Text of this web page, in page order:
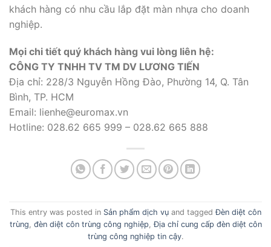
khách hàng có nhu cầu lắp đặt màn nhựa cho doanh
nghiệp.
Mọi chi tiết quý khách hàng vui lòng liên hệ:
CÔNG TY TNHH TV TM DV LƯƠNG TIẾN
Địa chỉ: 228/3 Nguyễn Hồng Đào, Phường 14, Q. Tân
Bình, TP. HCM
Email: lienhe@euromax.vn
Hotline: 028.62 665 999 – 028.62 665 888
This entry was posted in Sản phẩm dịch vụand taggedĐèn diệt côn
trùng đèn diệt côn trùng công nghiệp ,Địa chỉ cung cấp đèn diệt côn
trùng công nghiệp tin cậy.